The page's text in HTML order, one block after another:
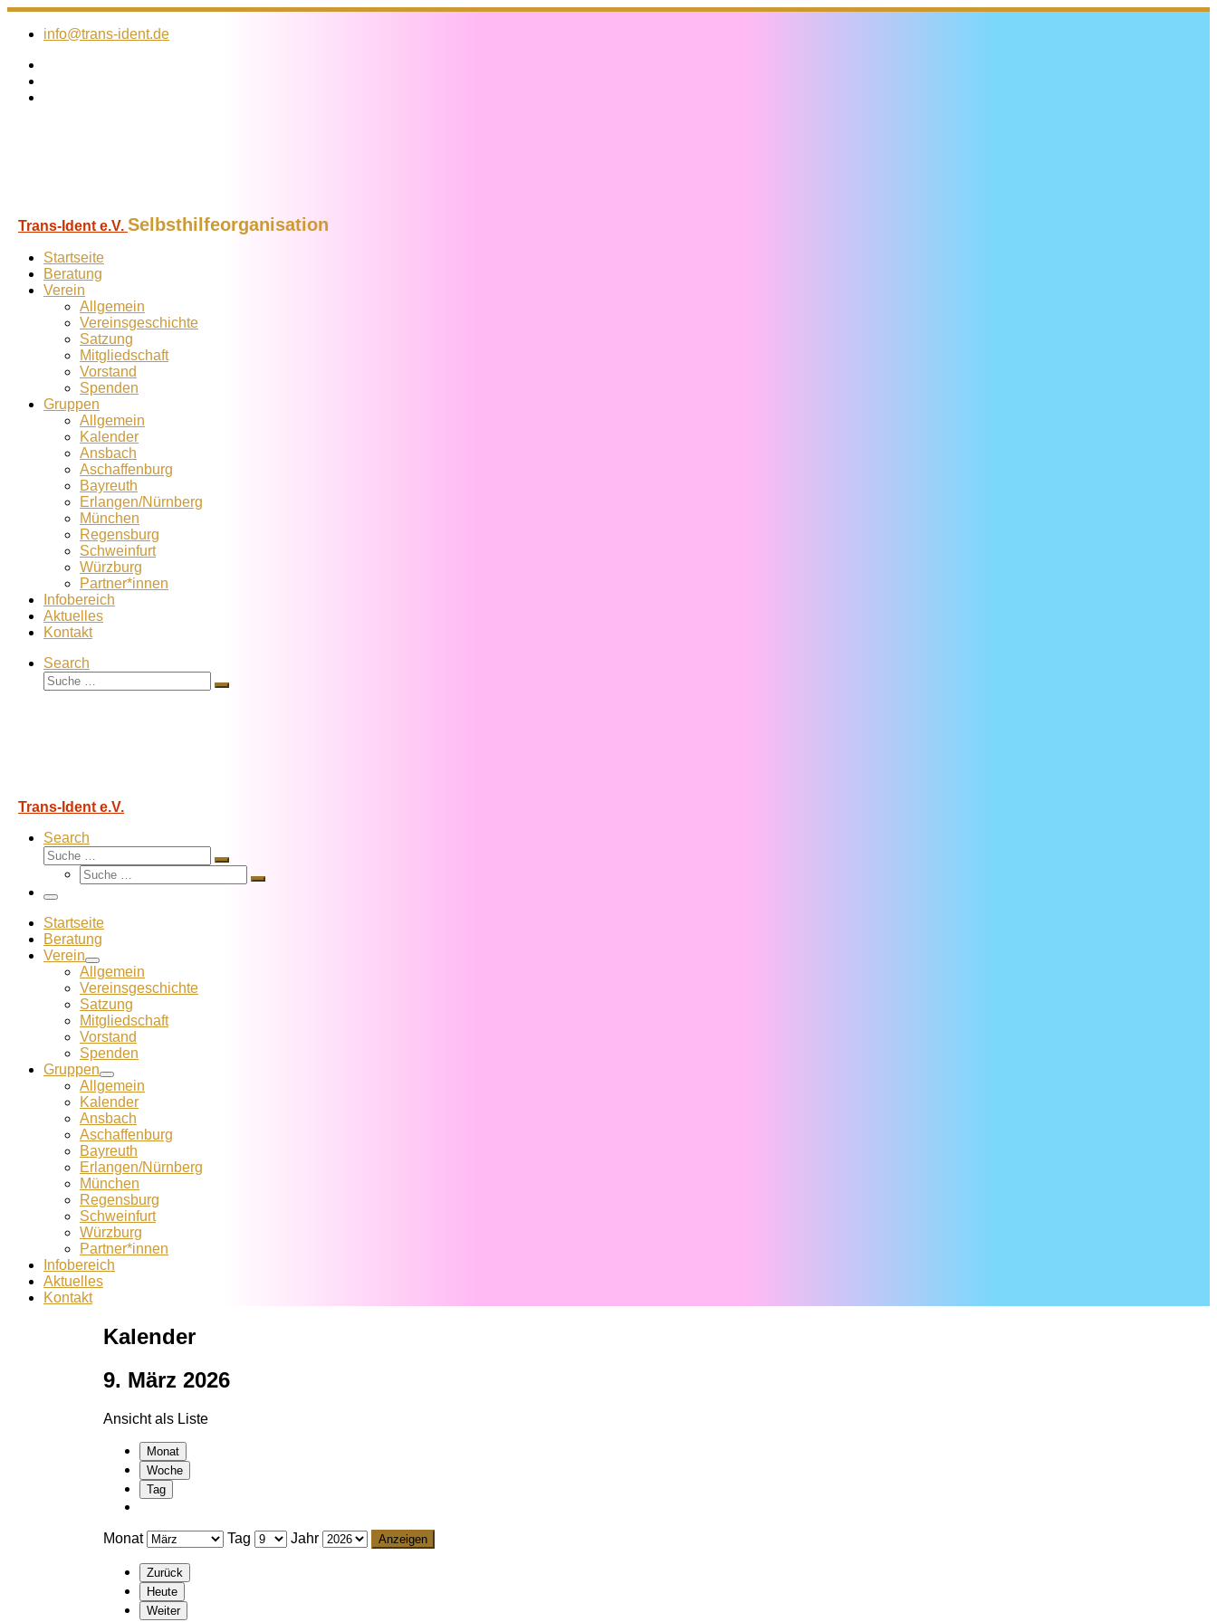
Zum
Inhalt
info@trans-ident.de
Trans-Ident e.V. Selbsthilfeorganisation
Startseite
Beratung
Verein
Allgemein
Vereins­geschichte
Satzung
Mitglied­schaft
Vorstand
Spenden
Gruppen
Allgemein
Kalender
Ansbach
Aschaffenburg
Bayreuth
Erlangen/Nürnberg
München
Regensburg
Schweinfurt
Würzburg
Partner*innen
Infobereich
Aktuelles
Kontakt
Search
Suche
Suche
Trans-Ident e.V.
Search
Suche
Suche
Suche
Suche
Menü
Startseite
Beratung
Verein
Allgemein
Vereins­geschichte
Satzung
Mitglied­schaft
Vorstand
Spenden
Gruppen
Allgemein
Kalender
Ansbach
Aschaffenburg
Bayreuth
Erlangen/Nürnberg
München
Regensburg
Schweinfurt
Würzburg
Partner*innen
Infobereich
Aktuelles
Kontakt
Kalender
9. März 2026
Ansicht als Liste
Monat
Woche
Tag
Monat Tag Jahr
Zurück
Heute
Weiter